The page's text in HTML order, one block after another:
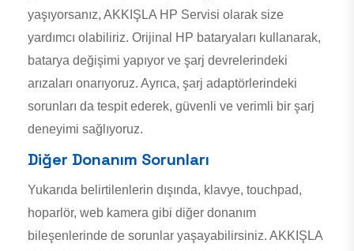
yaşıyorsanız, AKKIŞLA HP Servisi olarak size
yardımcı olabiliriz. Orijinal HP bataryaları kullanarak,
batarya değişimi yapıyor ve şarj devrelerindeki
arızaları onarıyoruz. Ayrıca, şarj adaptörlerindeki
sorunları da tespit ederek, güvenli ve verimli bir şarj
deneyimi sağlıyoruz.
Diğer Donanım Sorunları
Yukarıda belirtilenlerin dışında, klavye, touchpad,
hoparlör, web kamera gibi diğer donanım
bileşenlerinde de sorunlar yaşayabilirsiniz. AKKIŞLA